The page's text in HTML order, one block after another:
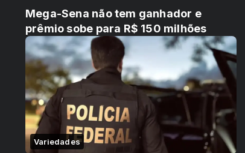
Mega-Sena não tem ganhador e
prêmio sobe para R$ 150 milhões
Variedades